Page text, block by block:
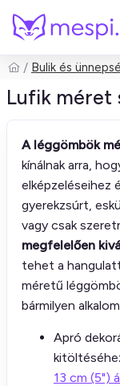
Keresés
Bulik és
Lufik méret
A léggömbök
kínálnak arra,
elképzeléseihez
gyerekzsúrt,
vagy csak
megfelelően
tehet a
méretű
bármilyen
Apró
13 cm (5")